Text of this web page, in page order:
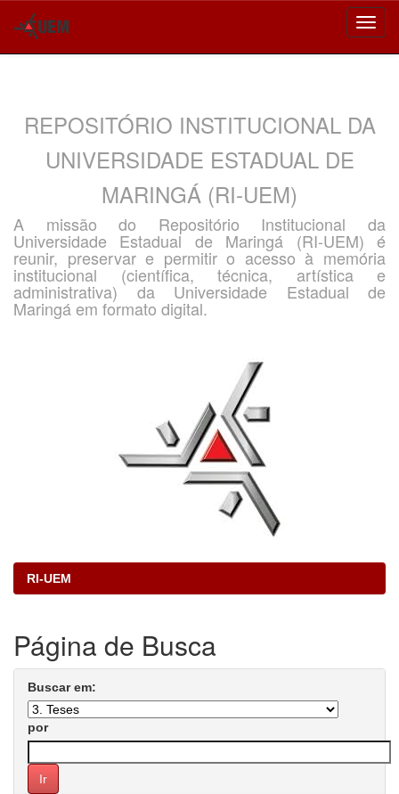
REPOSITÓRIO INSTITUCIONAL DA
UNIVERSIDADE ESTADUAL DE
MARINGÁ (RI-UEM)
A missão do Repositório Institucional da
Universidade Estadual de Maringá (RI-UEM) é
reunir, preservar e permitir o acesso à memória
institucional (científica, técnica, artística e
administrativa) da Universidade Estadual de
Maringá em formato digital.
RI-UEM
Página de Busca
Buscar em:
por